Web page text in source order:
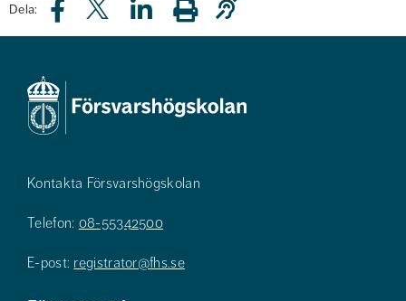
Dela:
Kontakta Försvarshögskolan
Telefon: 08-55342500
E-post: registrator@fhs.se